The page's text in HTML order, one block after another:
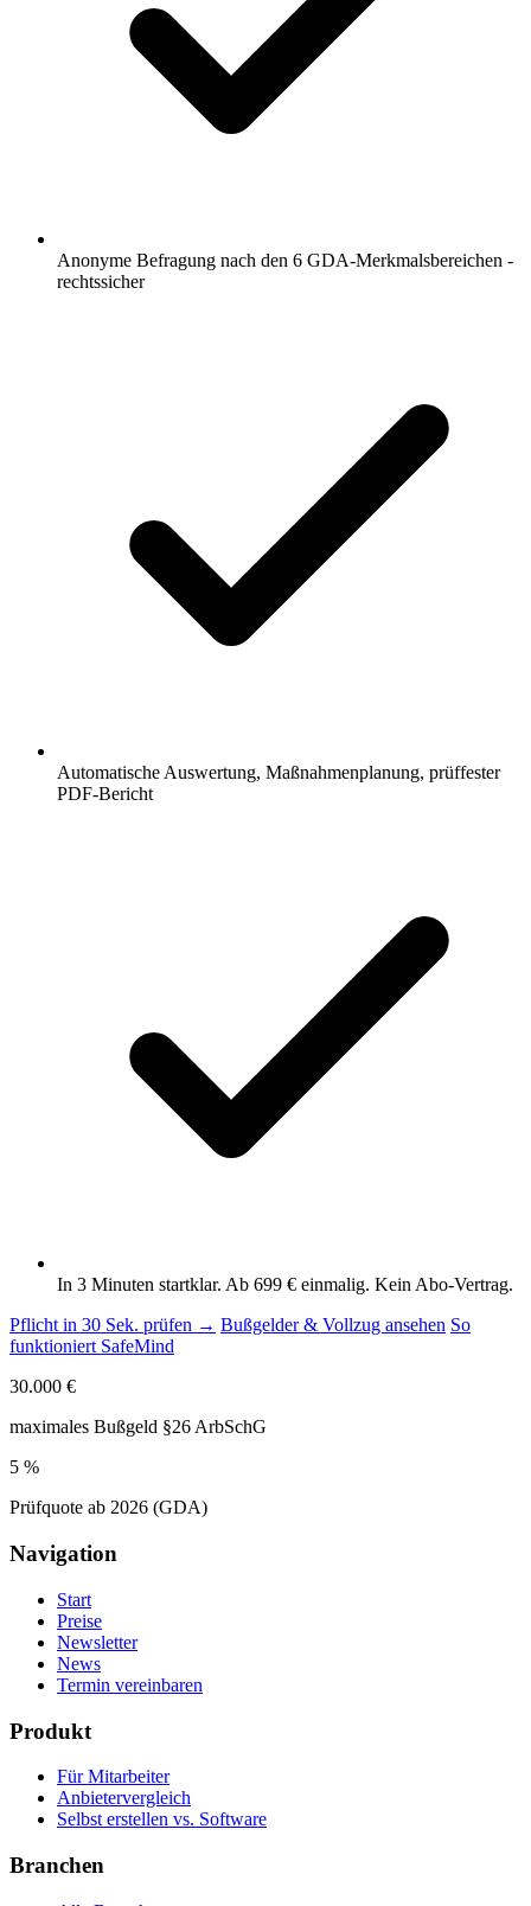
Anonyme Befragung nach den 6 GDA-Merkmalsbereichen -
rechtssicher
Automatische Auswertung, Maßnahmenplanung, prüffester
PDF-Bericht
In 3 Minuten startklar. Ab 699 € einmalig. Kein Abo-Vertrag.
Pflicht in 30 Sek. prüfen → Bußgelder & Vollzug ansehen So
funktioniert SafeMind
30.000 €
maximales Bußgeld §26 ArbSchG
5 %
Prüfquote ab 2026 (GDA)
Navigation
Start
Preise
Newsletter
News
Termin vereinbaren
Produkt
Für Mitarbeiter
Anbietervergleich
Selbst erstellen vs. Software
Branchen